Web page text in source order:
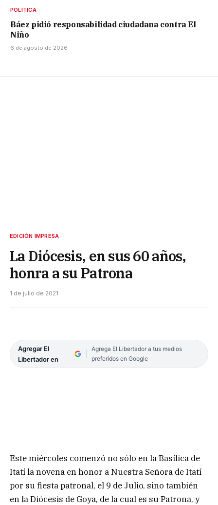
POLÍTICA
Báez pidió responsabilidad ciudadana contra El
Niño
6 de agosto de 2026
EDICIÓN IMPRESA
La Diócesis, en sus 60 años,
honra a su Patrona
1 de julio de 2021
Agregar El
Libertador en
Agrega El Libertador a tus medios
preferidos en Google
Este miércoles comenzó no sólo en la Basílica de
Itatí la novena en honor a Nuestra Señora de Itatí
por su fiesta patronal, el 9 de Julio, sino también
en la Diócesis de Goya, de la cual es su Patrona, y